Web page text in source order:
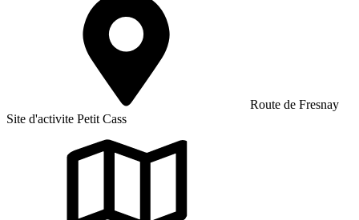
Route de Fresnay
Site d'activite Petit Cass